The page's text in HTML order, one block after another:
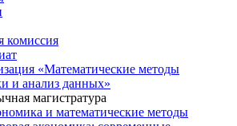
комиссия
«Математические методы
и анализ данных»
магистратура
и математические методы